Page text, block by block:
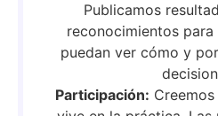
Publicamos
reconocimientos
puedan ver cómo y
Participación: